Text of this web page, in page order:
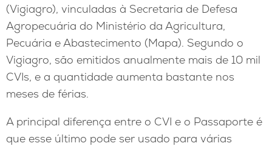
(Vigiagro), vinculadas à Secretaria de Defesa
Agropecuária do Ministério da Agricultura,
Pecuária e Abastecimento (Mapa). Segundo o
Vigiagro, são emitidos anualmente mais de 10 mil
CVIs, e a quantidade aumenta bastante nos
meses de férias.
A principal diferença entre o CVI e o Passaporte é
que esse último pode ser usado para várias